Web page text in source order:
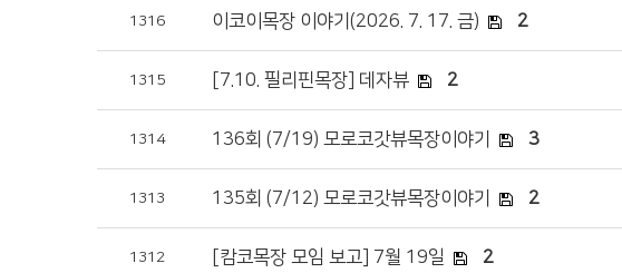
1316 이코이목장 이야기(2026. 7. 17. 금) 2
1315 [7.10. 필리핀목장] 데자뷰 2
1314 136회 (7/19) 모로코갓뷰목장이야기 3
1313 135회 (7/12) 모로코갓뷰목장이야기 2
1312 [캄코목장 모임 보고] 7월 19일 2